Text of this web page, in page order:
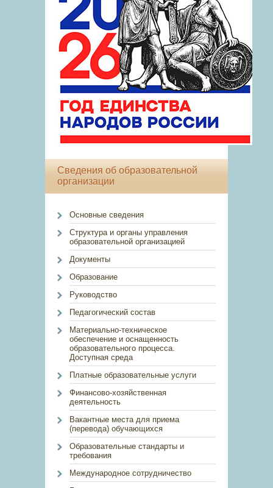
Сведения об образовательной
организации
Основные сведения
Структура и органы управления
образовательной организацией
Документы
Образование
Руководство
Педагогический состав
Материально-техническое
обеспечение и оснащенность
образовательного процесса.
Доступная среда
Платные образовательные услуги
Финансово-хозяйственная
деятельность
Вакантные места для приема
(перевода) обучающихся
Образовательные стандарты и
требования
Международное сотрудничество